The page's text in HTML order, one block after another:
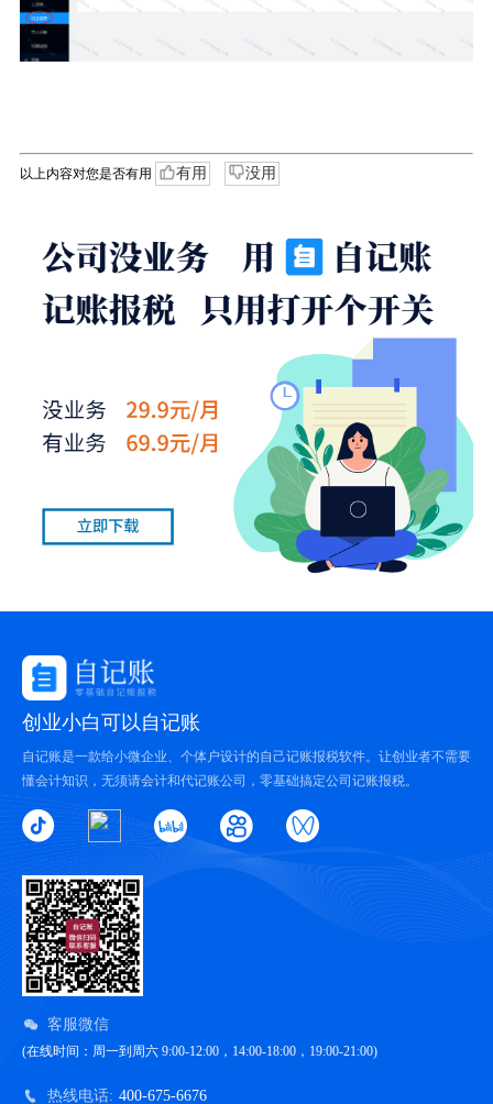
以上内容对您是否有用 有用 没用
创业小白可以自记账
自记账是一款给小微企业、个体户设计的自己记账报税软件。让创业者不需要
懂会计知识，无须请会计和代记账公司，零基础搞定公司记账报税。
客服微信
(在线时间：周一到周六 9:00-12:00，14:00-18:00，19:00-21:00)
热线电话: 400-675-6676